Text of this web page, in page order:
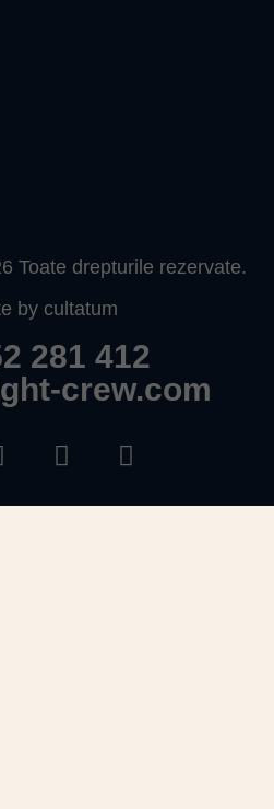
Toate drepturile rezervate.
by cultatum
281 412
crew.com